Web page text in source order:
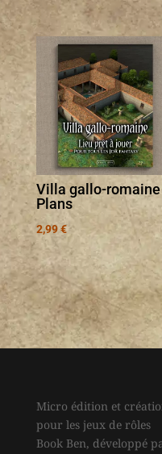
Villa gallo-
Plans
2,99€
Micro édition et
pour les jeux de rôles
Book Ben, développé